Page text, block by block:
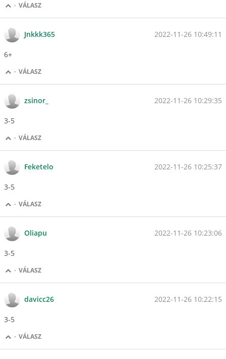
· VÁLASZ
Jnkkk365 2022-11-26 10:49:11
6+
· VÁLASZ
zsinor_ 2022-11-26 10:29:35
3-5
· VÁLASZ
Feketelo 2022-11-26 10:25:37
3-5
· VÁLASZ
Oliapu 2022-11-26 10:23:06
3-5
· VÁLASZ
davicc26 2022-11-26 10:22:15
3-5
· VÁLASZ